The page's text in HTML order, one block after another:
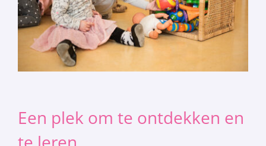
Een plek om te ontdekken en